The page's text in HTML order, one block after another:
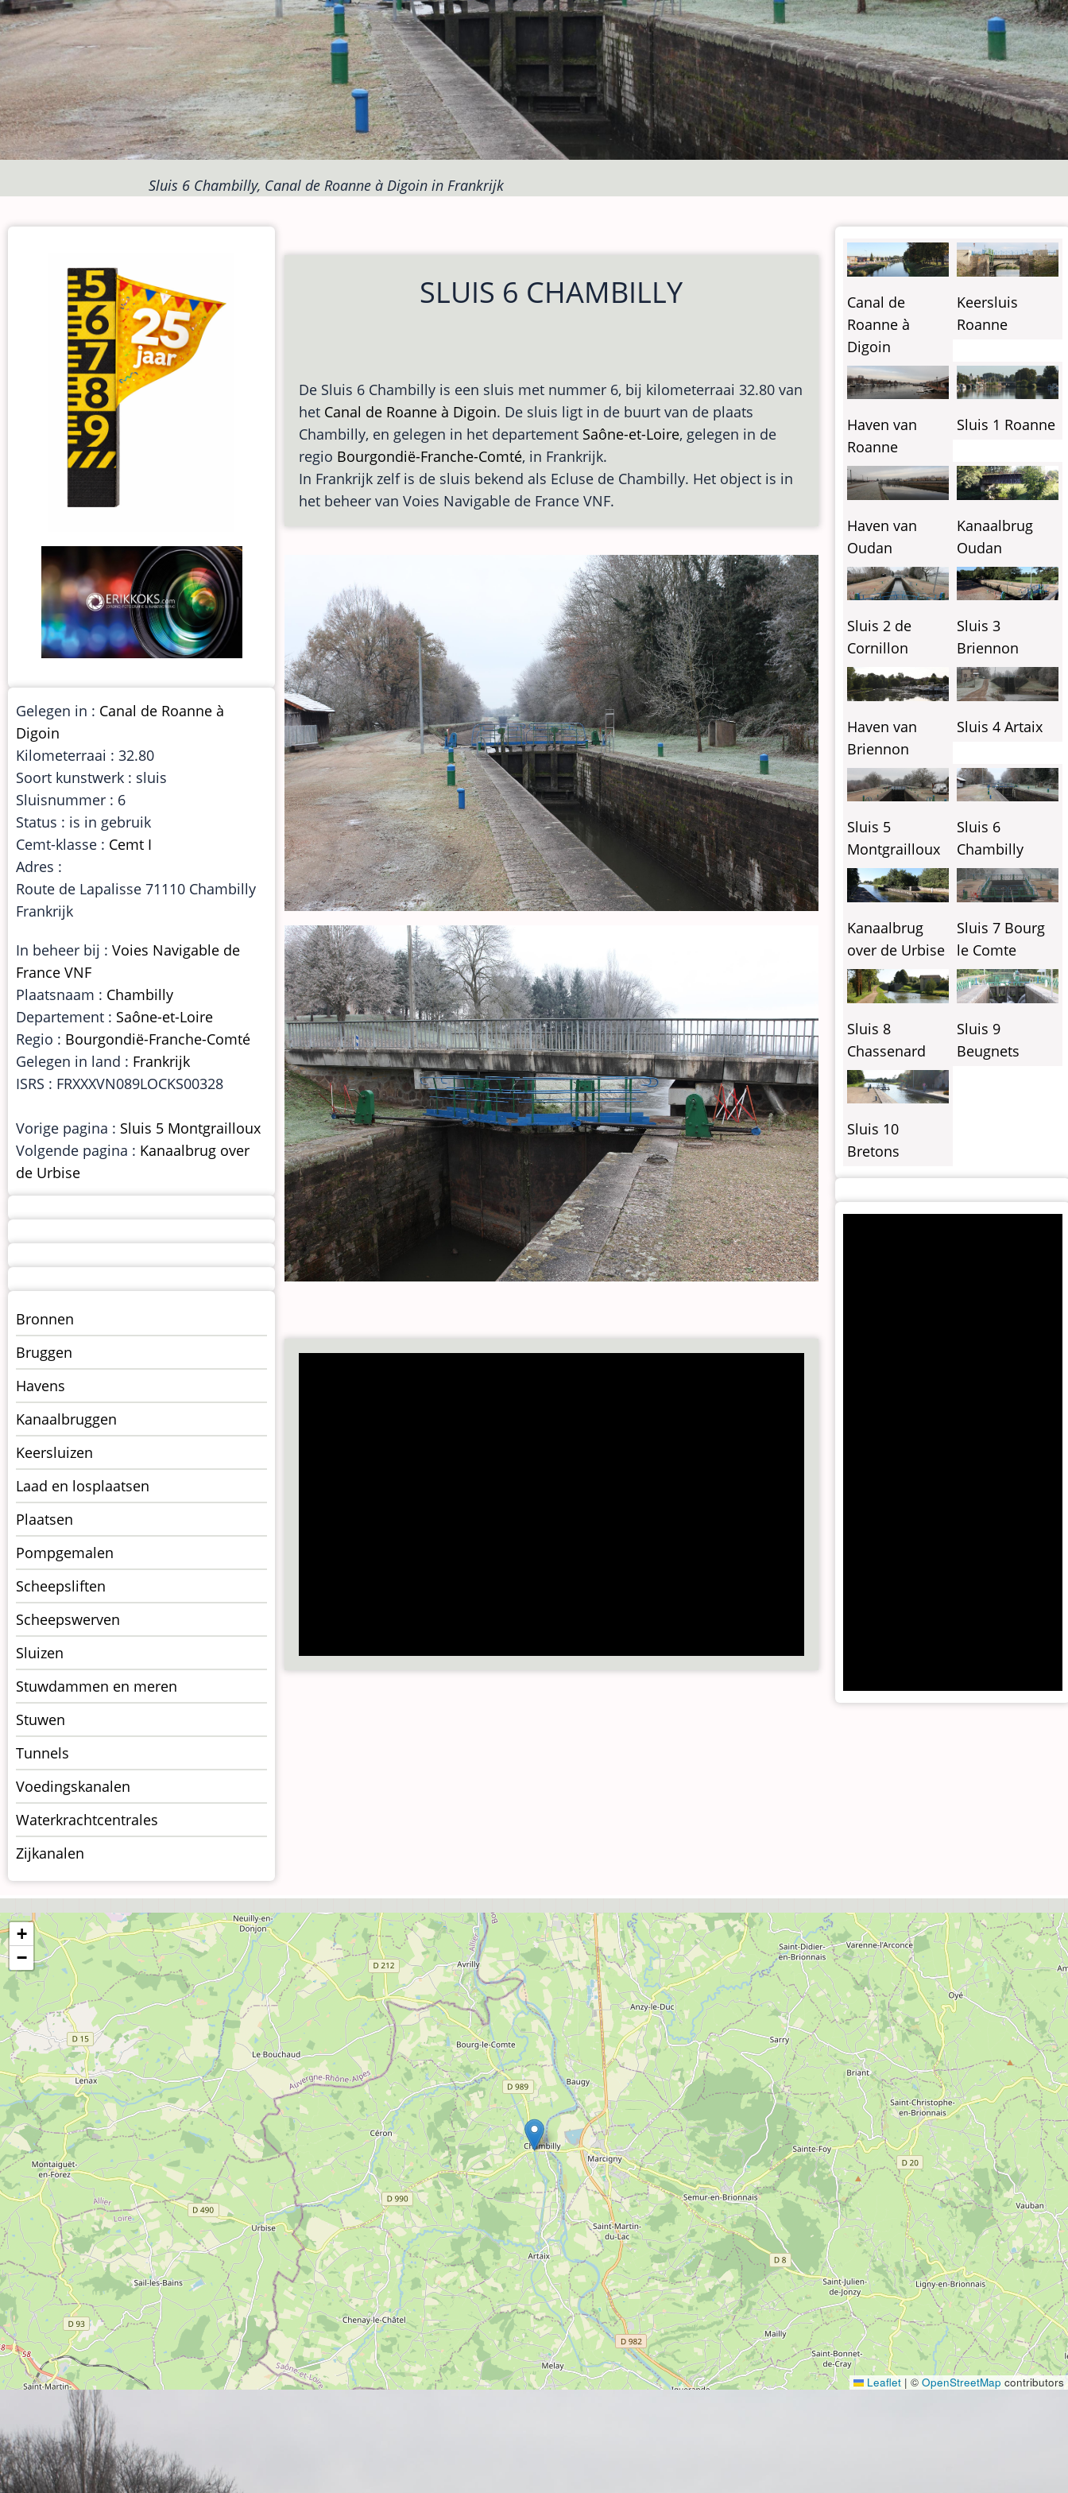
Sluis 6 Chambilly, Canal de Roanne à Digoin in Frankrijk
SLUIS 6 CHAMBILLY
De Sluis 6 Chambilly is een sluis met nummer 6, bij kilometerraai 32.80 van
het Canal de Roanne à Digoin. De sluis ligt in de buurt van de plaats
Chambilly, en gelegen in het departement Saône-et-Loire, gelegen in de
regio Bourgondië-Franche-Comté, in Frankrijk.
In Frankrijk zelf is de sluis bekend als Ecluse de Chambilly. Het object is in
het beheer van Voies Navigable de France VNF.
Gelegen in : Canal de Roanne à
Digoin
Kilometerraai : 32.80
Soort kunstwerk : sluis
Sluisnummer : 6
Status : is in gebruik
Cemt-klasse : Cemt I
Adres :
Route de Lapalisse 71110 Chambilly
Frankrijk
In beheer bij : Voies Navigable de
France VNF
Plaatsnaam : Chambilly
Departement : Saône-et-Loire
Regio : Bourgondië-Franche-Comté
Gelegen in land : Frankrijk
ISRS : FRXXXVN089LOCKS00328
Vorige pagina : Sluis 5 Montgrailloux
Volgende pagina : Kanaalbrug over
de Urbise
Menu
kunstwerken
op
kunstwerkpagina
Bronnen
Bruggen
Havens
Kanaalbruggen
Keersluizen
Laad en losplaatsen
Plaatsen
Pompgemalen
Scheepsliften
Scheepswerven
Sluizen
Stuwdammen en meren
Stuwen
Tunnels
Voedingskanalen
Waterkrachtcentrales
Zijkanalen
Canal de
Roanne à
Digoin
Keersluis
Roanne
Haven van
Roanne
Sluis 1 Roanne
Haven van
Oudan
Kanaalbrug
Oudan
Sluis 2 de
Cornillon
Sluis 3
Briennon
Haven van
Briennon
Sluis 4 Artaix
Sluis 5
Montgrailloux
Sluis 6
Chambilly
Kanaalbrug
over de Urbise
Sluis 7 Bourg
le Comte
Sluis 8
Chassenard
Sluis 9
Beugnets
Sluis 10
Bretons
+
−
Leaflet | © OpenStreetMap contributors